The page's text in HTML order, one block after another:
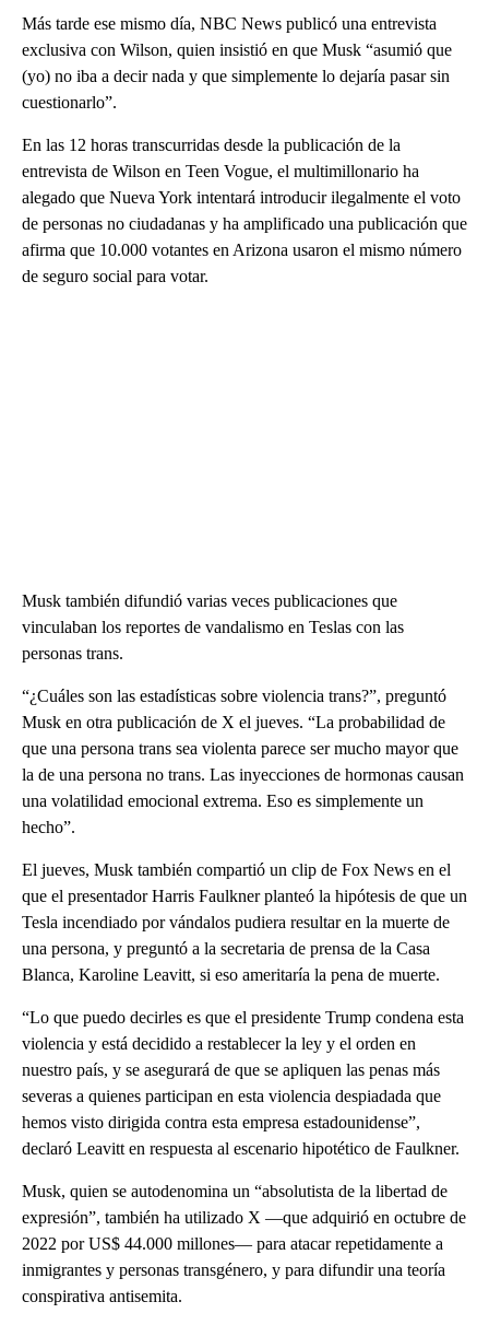
Más tarde ese mismo día, NBC News publicó una entrevista
exclusiva con Wilson, quien insistió en que Musk “asumió que
(yo) no iba a decir nada y que simplemente lo dejaría pasar sin
cuestionarlo”.
En las 12 horas transcurridas desde la publicación de la
entrevista de Wilson en Teen Vogue, el multimillonario ha
alegado que Nueva York intentará introducir ilegalmente el voto
de personas no ciudadanas y ha amplificado una publicación que
afirma que 10.000 votantes en Arizona usaron el mismo número
de seguro social para votar.
Musk también difundió varias veces publicaciones que
vinculaban los reportes de vandalismo en Teslas con las
personas trans.
“¿Cuáles son las estadísticas sobre violencia trans?”, preguntó
Musk en otra publicación de X el jueves. “La probabilidad de
que una persona trans sea violenta parece ser mucho mayor que
la de una persona no trans. Las inyecciones de hormonas causan
una volatilidad emocional extrema. Eso es simplemente un
hecho”.
El jueves, Musk también compartió un clip de Fox News en el
que el presentador Harris Faulkner planteó la hipótesis de que un
Tesla incendiado por vándalos pudiera resultar en la muerte de
una persona, y preguntó a la secretaria de prensa de la Casa
Blanca, Karoline Leavitt, si eso ameritaría la pena de muerte.
“Lo que puedo decirles es que el presidente Trump condena esta
violencia y está decidido a restablecer la ley y el orden en
nuestro país, y se asegurará de que se apliquen las penas más
severas a quienes participan en esta violencia despiadada que
hemos visto dirigida contra esta empresa estadounidense”,
declaró Leavitt en respuesta al escenario hipotético de Faulkner.
Musk, quien se autodenomina un “absolutista de la libertad de
expresión”, también ha utilizado X —que adquirió en octubre de
2022 por US$ 44.000 millones— para atacar repetidamente a
inmigrantes y personas transgénero, y para difundir una teoría
conspirativa antisemita.